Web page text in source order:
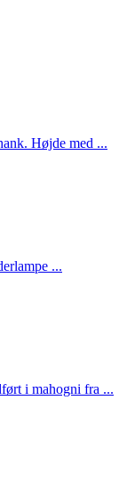
Højde med ...
...
i mahogni fra ...